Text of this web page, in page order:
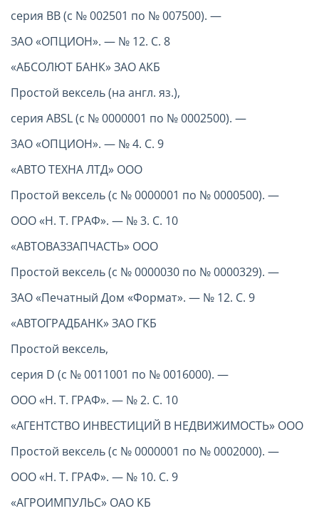
серия ВВ (с № 002501 по № 007500). —
ЗАО «ОПЦИОН». — № 12. С. 8
«АБСОЛЮТ БАНК» ЗАО АКБ
Простой вексель (на англ. яз.),
серия ABSL (с № 0000001 по № 0002500). —
ЗАО «ОПЦИОН». — № 4. С. 9
«АВТО ТЕХНА ЛТД» ООО
Простой вексель (с № 0000001 по № 0000500). —
ООО «Н. Т. ГРАФ». — № 3. С. 10
«АВТОВАЗЗАПЧАСТЬ» ООО
Простой вексель (с № 0000030 по № 0000329). —
ЗАО «Печатный Дом «Формат». — № 12. С. 9
«АВТОГРАДБАНК» ЗАО ГКБ
Простой вексель,
серия D (с № 0011001 по № 0016000). —
ООО «Н. Т. ГРАФ». — № 2. С. 10
«АГЕНТСТВО ИНВЕСТИЦИЙ В НЕДВИЖИМОСТЬ» ООО
Простой вексель (с № 0000001 по № 0002000). —
ООО «Н. Т. ГРАФ». — № 10. С. 9
«АГРОИМПУЛЬС» ОАО КБ